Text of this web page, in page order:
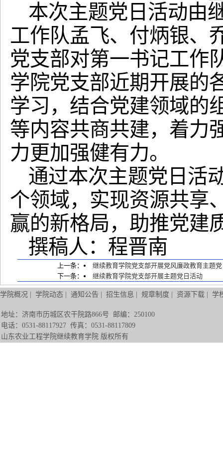
本次主题党日活动由
工作队孟飞、付炳银、
党支部对第一书记工作
学院党支部近期开展的
学习，结合党建领域的
等内容共商共建，着力
力更加强健有力。
通过本次主题党日活
个领域，实现资源共享
赢的新格局，助推党建
撰稿人：程晋南
上一条：
继续教育学院党支部开展党风廉政教育主题
下一条：
继续教育学院党支部开展主题党日活动
学院概况 学院动态 通知公告 招生信息 规章制度 资源下载 学
地址：济南市历城区农干院路866号 邮编：250100
电话：0531-88117927 传真：0531-88117809
山东农业工程学院继续教育学院 版权所有